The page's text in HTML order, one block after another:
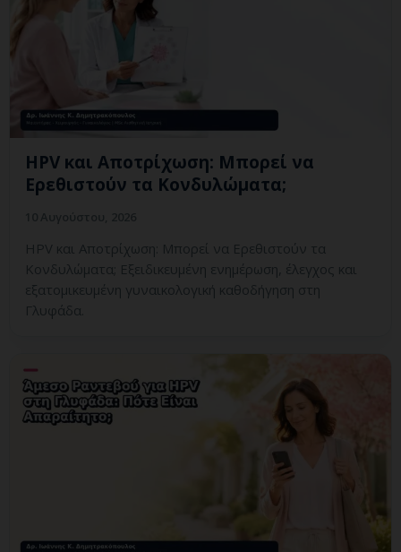
HPV και Αποτρίχωση: Μπορεί να
Ερεθιστούν τα Κονδυλώματα;
HPV και Αποτρίχωση: Μπορεί να Ερεθιστούν τα
Κονδυλώματα; Εξειδικευμένη ενημέρωση, έλεγχος και
εξατομικευμένη γυναικολογική καθοδήγηση στη
Γλυφάδα.